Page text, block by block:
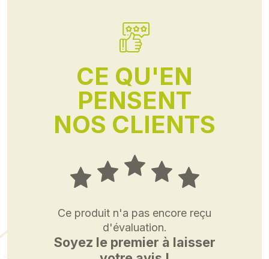
CE QU'EN
PENSENT
NOS CLIENTS
Ce produit n'a pas encore reçu
d'évaluation.
Soyez le premier à laisser